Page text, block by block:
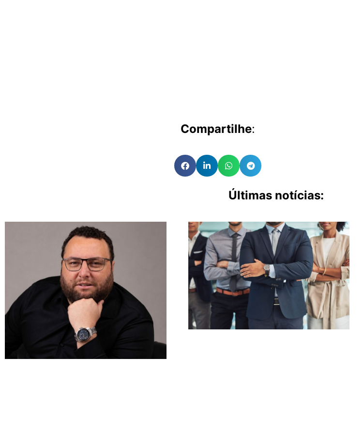
Compartilhe:
Últimas notícias: